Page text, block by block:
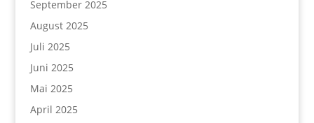
September 2025
August 2025
Juli 2025
Juni 2025
Mai 2025
April 2025